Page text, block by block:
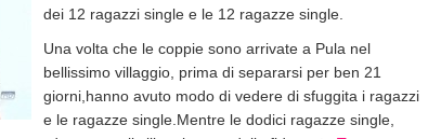
dei 12 ragazzi single e le 12 ragazze single.
Una volta che le coppie sono arrivate a Pula nel
bellissimo villaggio, prima di separarsi per ben 21
giorni,hanno avuto modo di vedere di sfuggita i ragazzi
e le ragazze single. Mentre le dodici ragazze single,